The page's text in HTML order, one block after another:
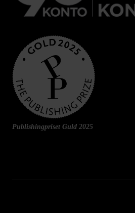
Publishingpriset Guld 2025